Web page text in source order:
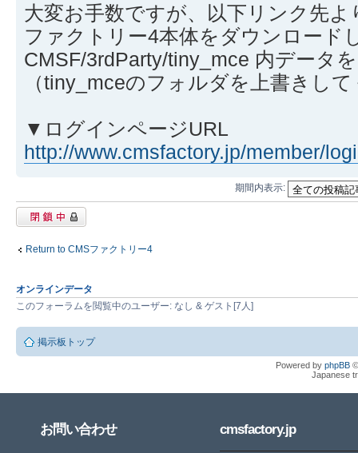
大変お手数ですが、以下リンク先
ファクトリー4本体をダウンロード
CMSF/3rdParty/tiny_mce 内データ
（tiny_mceのフォルダを上書きし
▼ログインページURL
http://www.cmsfactory.jp/member/
期間内表示:
閉鎖中トピック
Return to CMSファクトリー4
オンラインデータ
このフォーラムを閲覧中のユーザー: なし & ゲスト[7人]
掲示板トップ
Powered by phpBB
Japanese
お問い合わせ cmsfactory.jp